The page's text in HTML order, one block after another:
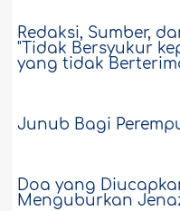
Redaksi, Sumber,
"Tidak Bersyukur
yang tidak
Junub Bagi
Doa yang
Menguburkan